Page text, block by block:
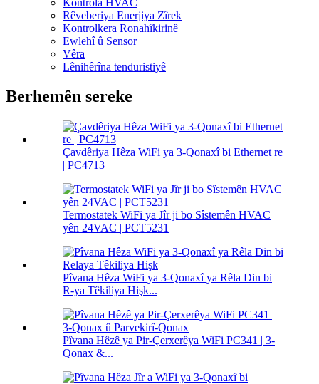
Rêveberiya Enerjiya Zîrek
Kontrolkera Ronahîkirinê
Ewlehî û Sensor
Vêra
Lênihêrîna tenduristiyê
Berhemên sereke
Çavdêriya Hêza WiFi ya 3-Qonaxî bi Ethernet re
| PC4713
Termostatek WiFi ya Jîr ji bo Sîstemên HVAC
yên 24VAC | PCT5231
Pîvana Hêza WiFi ya 3-Qonaxî ya Rêla Din bi
R-ya Têkiliya Hişk...
Pîvana Hêzê ya Pir-Çerxerêya WiFi PC341 | 3-
Qonax &...